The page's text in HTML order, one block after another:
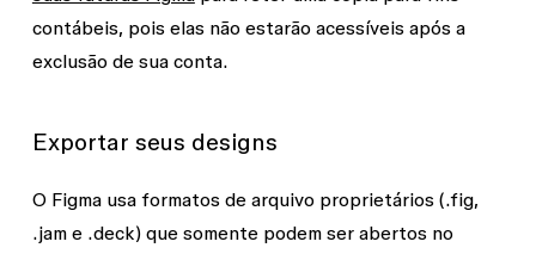
contábeis, pois elas não estarão acessíveis após a
exclusão de sua conta.
Exportar seus designs
O Figma usa formatos de arquivo proprietários (.fig,
.jam e .deck) que somente podem ser abertos no